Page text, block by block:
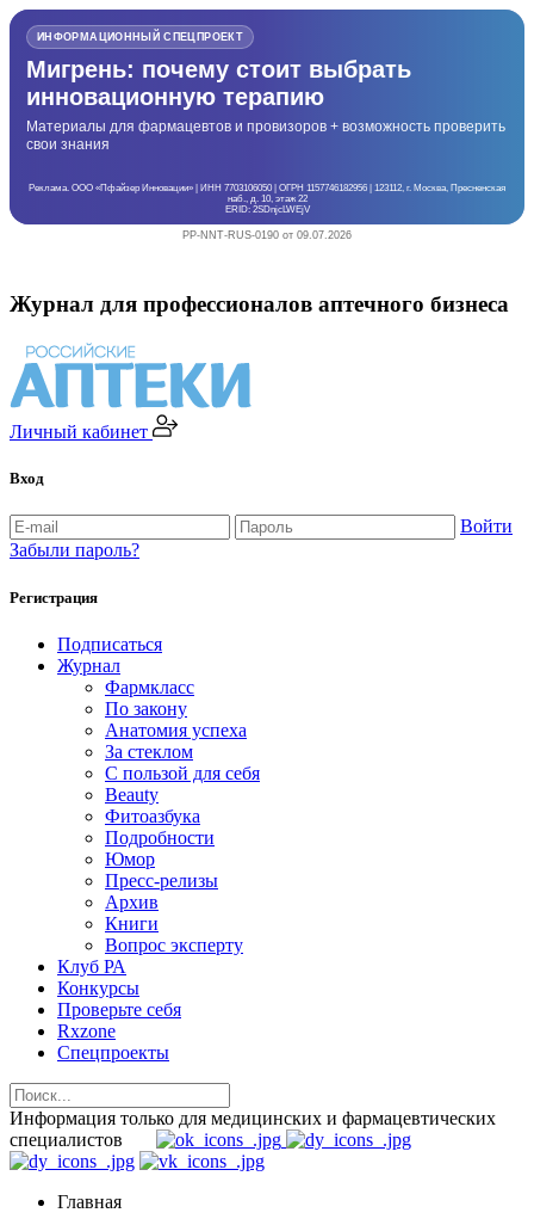
ИНФОРМАЦИОННЫЙ СПЕЦПРОЕКТ
Мигрень: почему стоит выбрать
инновационную терапию
Материалы для фармацевтов и провизоров + возможность проверить
свои знания
Реклама. ООО «Пфайзер Инновации» | ИНН 7703106050 | ОГРН 1157746182956 | 123112, г. Москва, Пресненская
наб., д. 10, этаж 22
ERID: 2SDnjcLWEjV
PP-NNT-RUS-0190 от 09.07.2026
Журнал для профессионалов аптечного бизнеса
Личный кабинет
Вход
Войти
Забыли пароль?
Регистрация
Подписаться
Журнал
Фармкласс
По закону
Анатомия успеха
За стеклом
С пользой для себя
Beauty
Фитоазбука
Подробности
Юмор
Пресс-релизы
Архив
Книги
Вопрос эксперту
Клуб РА
Конкурсы
Проверьте себя
Rxzone
Спецпроекты
Информация только для медицинских и фармацевтических
специалистов
Главная